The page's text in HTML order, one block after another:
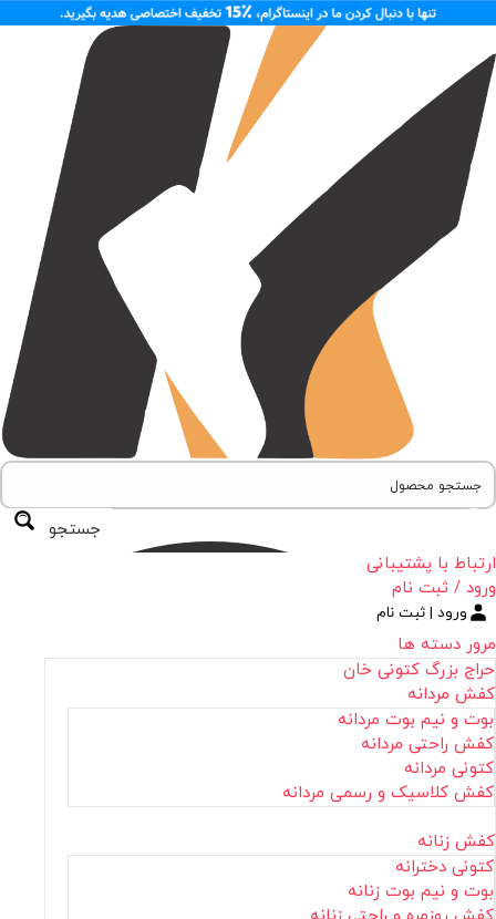
جستجو
ارتباط با پشتیبانی
ورود / ثبت نام
ورود | ثبت نام
مرور دسته ها
حراج بزرگ کتونی خان
کفش مردانه
بوت و نیم بوت مردانه
کفش راحتی مردانه
کتونی مردانه
کفش کلاسیک و رسمی مردانه
کفش زنانه
کتونی دخترانه
بوت و نیم بوت زنانه